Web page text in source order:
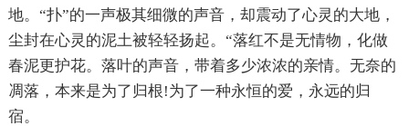
地。“扑”的一声极其细微的声音，却震动了心灵的大地，
尘封在心灵的泥土被轻轻扬起。“落红不是无情物，化做
春泥更护花。落叶的声音，带着多少浓浓的亲情。无奈的
凋落，本来是为了归根!为了一种永恒的爱，永远的归
宿。